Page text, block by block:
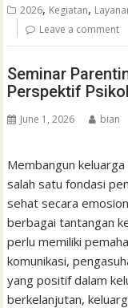
2026, Kegiatan,
Leave a comment
Seminar
Perspektif
June 1, 2026 bian
Membangun
salah satu fondasi
sehat secara
berbagai tantangan
perlu memiliki
komunikasi,
yang positif dalam
berkelanjutan,